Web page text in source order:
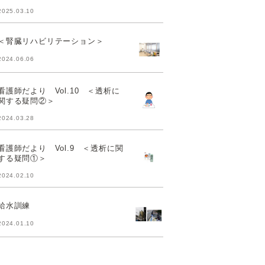
腎臓リハビリテーション＞
護師だより Vol.10 ＜透析に
する疑問②＞
護師だより Vol.9 ＜透析に関
る疑問①＞
水訓練